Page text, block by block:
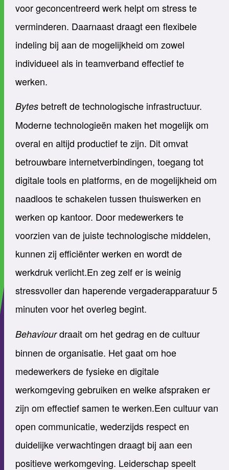
voor geconcentreerd werk helpt om stress te
verminderen. Daarnaast draagt een flexibele
indeling bij aan de mogelijkheid om zowel
individueel als in teamverband effectief te
werken.
Bytes betreft de technologische infrastructuur.
Moderne technologieën maken het mogelijk om
overal en altijd productief te zijn. Dit omvat
betrouwbare internetverbindingen, toegang tot
digitale tools en platforms, en de mogelijkheid om
naadloos te schakelen tussen thuiswerken en
werken op kantoor. Door medewerkers te
voorzien van de juiste technologische middelen,
kunnen zij efficiënter werken en wordt de
werkdruk verlicht.En zeg zelf er is weinig
stressvoller dan haperende vergaderapparatuur 5
minuten voor het overleg begint.
Behaviourdraait om het gedrag en de cultuur
binnen de organisatie. Het gaat om hoe
medewerkers de fysieke en digitale
werkomgeving gebruiken en welke afspraken er
zijn om effectief samen te werken.Een cultuur van
open communicatie, wederzijds respect en
duidelijke verwachtingen draagt bij aan een
positieve werkomgeving. Leiderschap speelt